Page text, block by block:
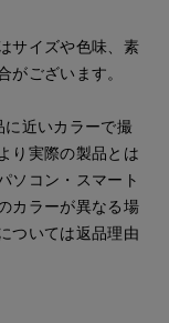
サイズや色味、素
がございます。
近いカラーで撮
り実際の製品とは
ソコン・スマート
カラーが異なる場
ついては返品理由